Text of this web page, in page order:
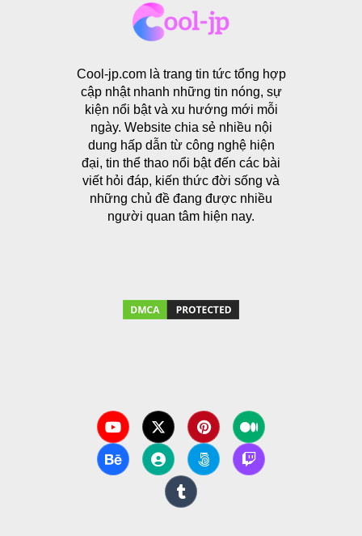
Cool-jp.com là trang tin tức tổng hợp
cập nhật nhanh những tin nóng, sự
kiện nổi bật và xu hướng mới mỗi
ngày. Website chia sẻ nhiều nội
dung hấp dẫn từ công nghệ hiện
đại, tin thể thao nổi bật đến các bài
viết hỏi đáp, kiến thức đời sống và
những chủ đề đang được nhiều
người quan tâm hiện nay.